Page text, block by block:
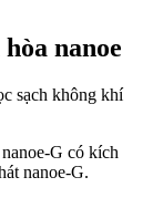
nanoe
sạch không khí
G có kích
nanoe-G.